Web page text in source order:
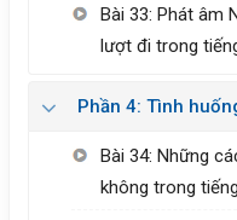
Bài 33: Phát âm
lượt đi trong
Phần 4: Tình
Bài 34: Những
không trong